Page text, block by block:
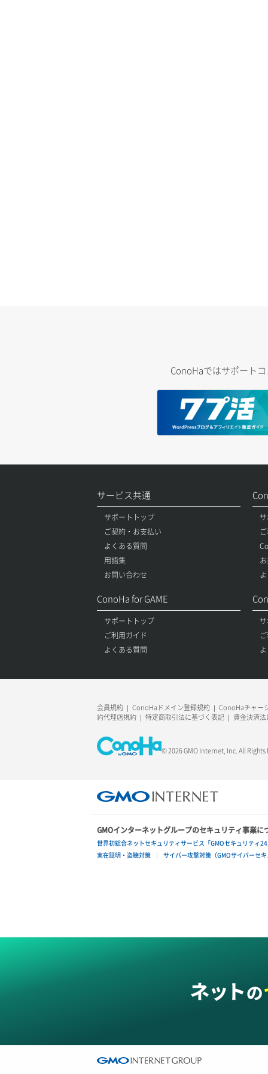
ConoHaではサポート
サービス共通
サポートトップ
ご契約・お支払い
よくある質問
用語集
お問い合わせ
ConoHa for GAME
サポートトップ
ご利用ガイド
よくある質問
会員規約 ConoHaドメイン登録規約 ConoHaチャー
約代理店規約
特定商取引法に基づく表記 資金決済
© 2026 GMO Internet, Inc. All Rights
GMOインターネットグループのセキュリティ事業に
世界初総合ネットセキュリティサービス「GMOセキュリティ24
実在証明・盗聴対策
サイバー攻撃対策（GMOサイバーセキ